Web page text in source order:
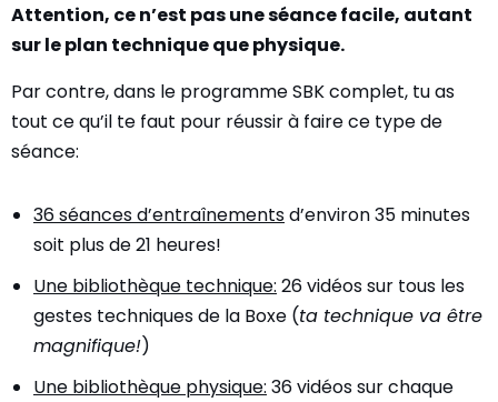
Attention, ce n’est pas une séance facile, autant
sur le plan technique que physique.
Par contre, dans le programme SBK complet, tu as
tout ce qu’il te faut pour réussir à faire ce type de
séance:
36 séances d’entraînementsd’environ 35 minutes
soit plus de 21 heures!
Une bibliothèque technique: 26 vidéos sur tous les
gestes techniques de la Boxe (ta technique va être
magnifique!)
Une bibliothèque physique: 36 vidéos sur chaque